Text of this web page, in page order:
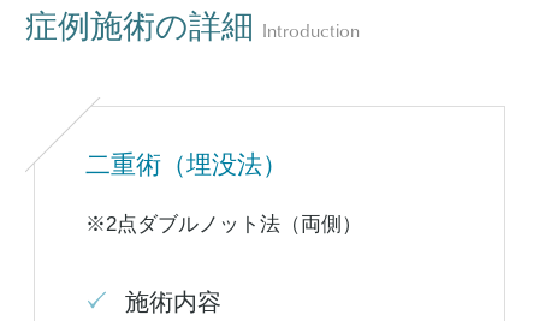
症例施術の詳細 Introduction
二重術（埋没法）
※2点ダブルノット法（両側）
施術内容